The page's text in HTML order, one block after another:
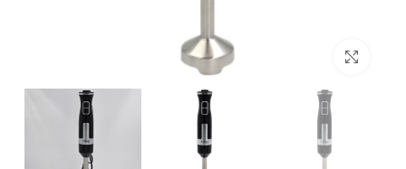
برای بزرگنمایی کلیک کنید